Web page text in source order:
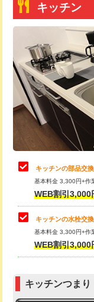
給水管工事※（ホー
給水管工事※（バン
給水管工事※（支
給水管工事※（保
め込み）)
給水管工事※（土
給水管工事※（塩ビ
用/3ｍまで)
給水管工事※（塩
用（追加）/3ｍ超え)
給水管工事※（ラ
管・ポリ管・HT管
管・ポリ管・HT管
トーラー機使用/3m
追加トーラー機使用
カメラ調査
桝清掃
止水・漏水調査・防
理・調整・分解・
止水・漏水調査・
理・調整・分解・加
止水・漏水調査・
理・調整・分解・
お風呂タンク脱着
その他部品の脱着
キッチン
キッチンの部品交
基本料金 3,300円+作
WEB割引3,000
キッチンの水栓交
基本料金 3,300円+作
WEB割引3,000
キッチンつま